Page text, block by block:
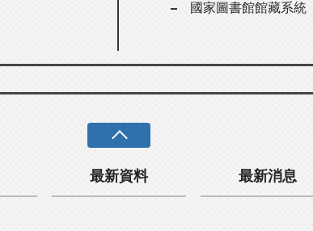
國家圖書館館藏系統
最新資料 最新消息